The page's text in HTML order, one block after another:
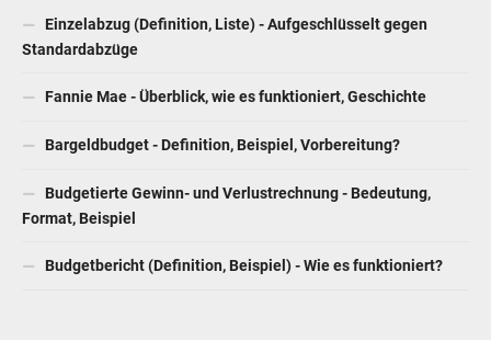
Einzelabzug (Definition, Liste) - Aufgeschlüsselt gegen
Standardabzüge
Fannie Mae - Überblick, wie es funktioniert, Geschichte
Bargeldbudget - Definition, Beispiel, Vorbereitung?
Budgetierte Gewinn- und Verlustrechnung - Bedeutung,
Format, Beispiel
Budgetbericht (Definition, Beispiel) - Wie es funktioniert?